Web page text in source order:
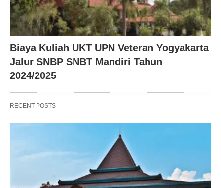
Biaya Kuliah UKT UPN Veteran Yogyakarta
Jalur SNBP SNBT Mandiri Tahun
2024/2025
RECENT POSTS